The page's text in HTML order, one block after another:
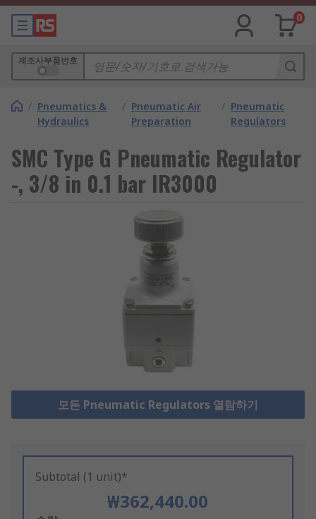
0
제조사부품번호
/ Pneumatics &
Hydraulics
/ Pneumatic Air
Preparation
/ Pneumatic
Regulators
SMC Type G Pneumatic Regulator
-, 3/8 in 0.1 bar IR3000
모든 Pneumatic Regulators 열람하기
Subtotal (1 unit)*
₩362,440.00